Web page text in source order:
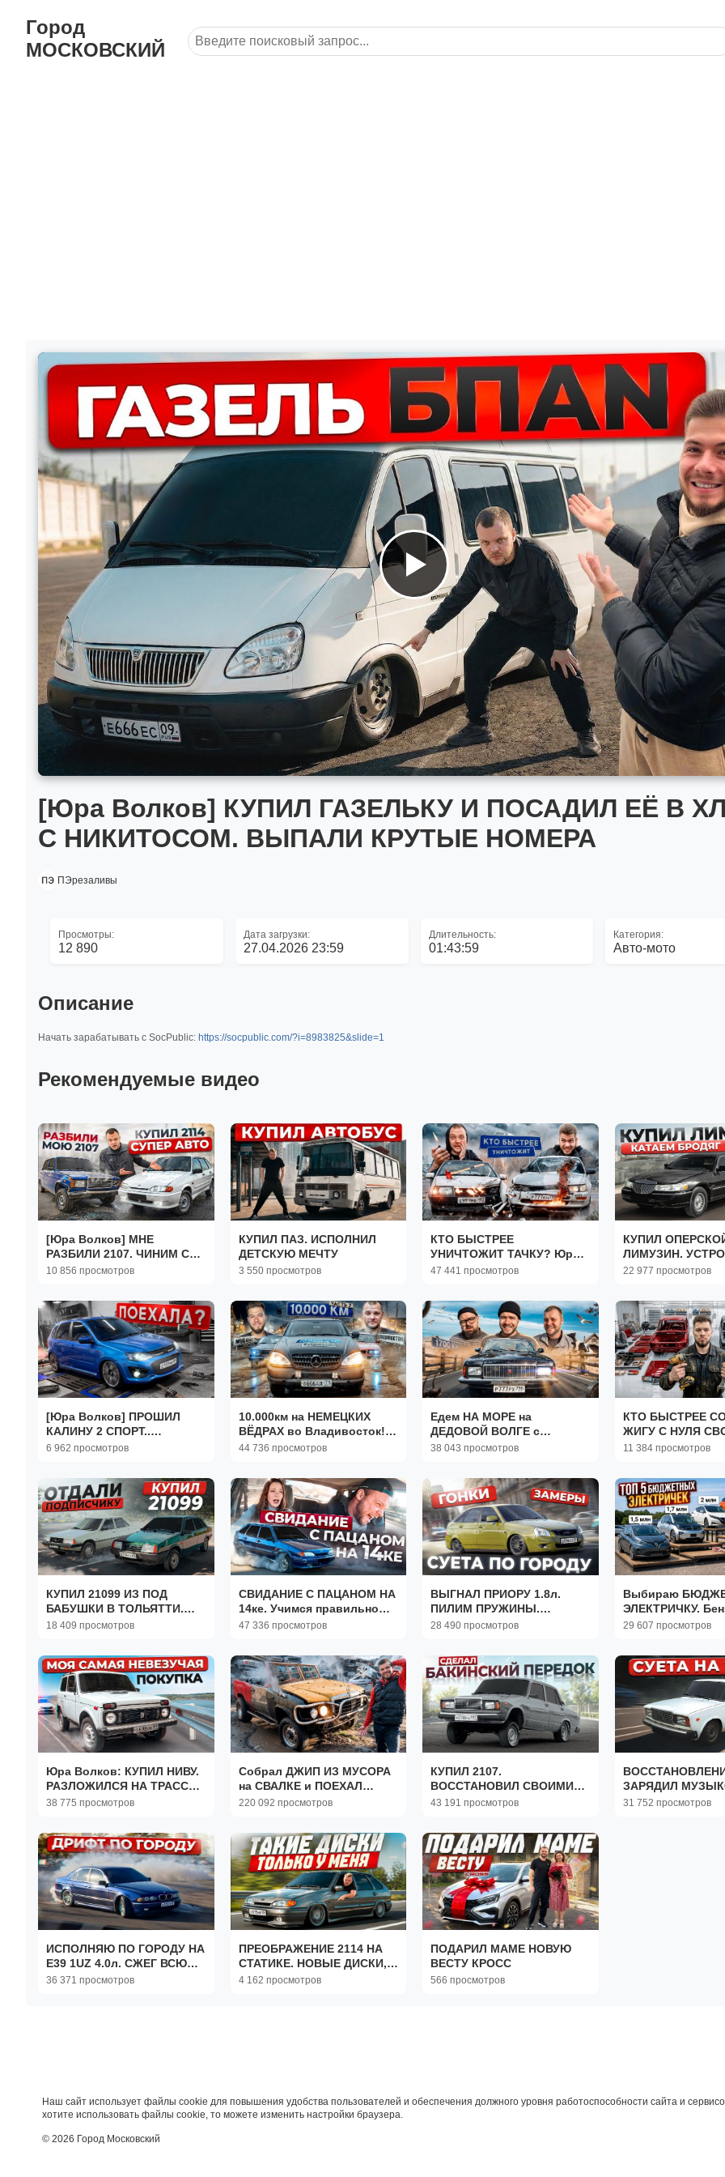
Город
МОСКОВСКИЙ
[Юра Волков] КУПИЛ ГАЗЕЛЬКУ И ПОСАДИЛ ЕЁ В
С НИКИТОСОМ. ВЫПАЛИ КРУТЫЕ НОМЕРА
ПЭрезаливы
Просмотры:
12 890
Дата загрузки:
27.04.2026 23:59
Длительность:
01:43:59
Категория:
Авто-мото
Описание
Начать зарабатывать с SocPublic: https://socpublic.com/?i=8983825&slide=1
Рекомендуемые видео
[Юра Волков] МНЕ
РАЗБИЛИ 2107. ЧИНИМ С
ПИВКОМ. КУПИЛ 2114
10 856 просмотров
КУПИЛ ПАЗ. ИСПОЛНИЛ
ДЕТСКУЮ МЕЧТУ
3 550 просмотров
КТО БЫСТРЕЕ
УНИЧТОЖИТ ТАЧКУ? Юра
Волков vs НИКИТОС!
47 441 просмотров
КУПИЛ
ЛИМУЗИН.
ПРАЗДНИК
22 977 просмотров
[Юра Волков] ПРОШИЛ
КАЛИНУ 2 СПОРТ..
ЗАМЕРЫ. НОВЫЕ
6 962 просмотров
10.000км на НЕМЕЦКИХ
ВЁДРАХ во Владивосток!
ЮРА ВОЛКОВ, БОРОДАЧ,
44 736 просмотров
Едем НА МОРЕ на
ДЕДОВОЙ ВОЛГЕ с
КОРЕШАМИ из 90-х!
38 043 просмотров
КТО БЫСТРЕЕ
ЖИГУ С НУЛЯ
РУКАМИ?
11 384 просмотров
КУПИЛ 21099 ИЗ ПОД
БАБУШКИ В ТОЛЬЯТТИ.
ОТВЕЗЛИ ГАЛАНТ В
18 409 просмотров
СВИДАНИЕ С ПАЦАНОМ НА
14ке. Учимся правильно
исполнять на первом
47 336 просмотров
ВЫГНАЛ ПРИОРУ 1.8л.
ПИЛИМ ПРУЖИНЫ.
ГОНЯЕМ. КАЙФУЕМ
28 490 просмотров
Выбираю
ЭЛЕКТРИЧКУ.
больше НЕ НУЖЕН
29 607 просмотров
Юра Волков: КУПИЛ НИВУ.
РАЗЛОЖИЛСЯ НА ТРАССЕ.
ПЕРЕЕХАЛ РЕКУ?! (360p)
38 775 просмотров
Собрал ДЖИП ИЗ МУСОРА
на СВАЛКЕ и ПОЕХАЛ
ДУБАСИТЬ!
220 092 просмотров
КУПИЛ 2107.
ВОССТАНОВИЛ СВОИМИ
РУКАМИ. СДЕЛАЛ
43 191 просмотров
ЗАРЯДИЛ
ОТОГНАЛ НА
31 752 просмотров
ИСПОЛНЯЮ ПО ГОРОДУ НА
E39 1UZ 4.0л. СЖЕГ ВСЮ
РЕЗИНУ
36 371 просмотров
ПРЕОБРАЖЕНИЕ 2114 НА
СТАТИКЕ. НОВЫЕ ДИСКИ,
ВЫХЛОП. БУНКЕР ЛЮМАР
4 162 просмотров
ПОДАРИЛ МАМЕ НОВУЮ
ВЕСТУ КРОСС
566 просмотров
Наш сайт использует файлы cookie для повышения удобства пользователей и обеспечения должного уровня работоспособности сайта и
хотите использовать файлы cookie, то можете изменить настройки браузера.
© 2026 Город Московский